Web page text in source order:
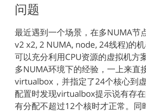
问题
最近遇到一个场景，在多NUMA节
v2 x2, 2 NUMA, node, 24线程)的
可以充分利用CPU资源的虚拟机方
多NUMA环境下的经验，一上来直
virtualbox，并指定了24个核心到
配置时发现virtualbox提示说有存
有分配不超过12个核时才正常。